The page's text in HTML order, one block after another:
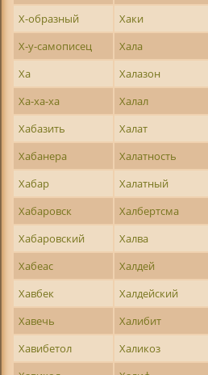
Х-образный
Хаки
Х-у-самописец
Хала
Ха
Халазон
Ха-ха-ха
Халал
Хабазить
Халат
Хабанера
Халатность
Хабар
Халатный
Хабаровск
Халбертсма
Хабаровский
Халва
Хабеас
Халдей
Хавбек
Халдейский
Хавечь
Халибит
Хавибетол
Халикоз